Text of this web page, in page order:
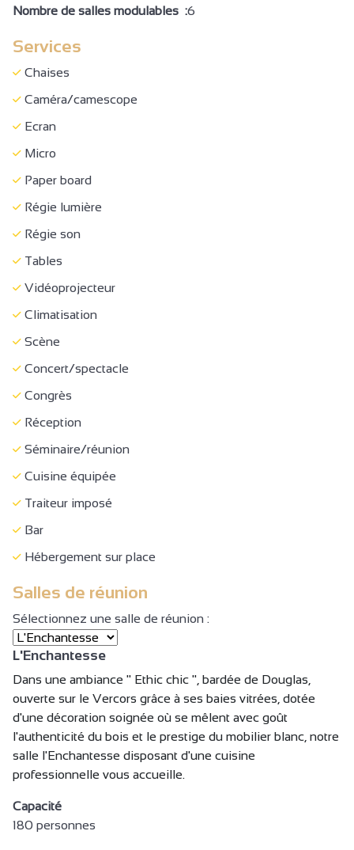
Parking autocar
Cohésion Sociale
Concert/spectacle
Congrès
Réception
Séminaire/réunion
Nombre de salles modulables :6
Services
Chaises
Caméra/camescope
Ecran
Micro
Paper board
Régie lumière
Régie son
Tables
Vidéoprojecteur
Climatisation
Scène
Concert/spectacle
Congrès
Réception
Séminaire/réunion
Cuisine équipée
Traiteur imposé
Bar
Hébergement sur place
Salles de réunion
Sélectionnez une salle de réunion :
L'Enchantesse
Dans une ambiance " Ethic chic ", bardée de Douglas,
ouverte sur le Vercors grâce à ses baies vitrées, dotée
d'une décoration soignée où se mêlent avec goût
l'authenticité du bois et le prestige du mobilier blanc, notre
salle l'Enchantesse disposant d'une cuisine
professionnelle vous accueille.
Capacité
180 personnes